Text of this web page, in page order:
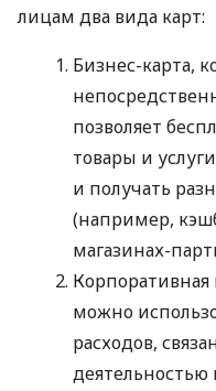
лицам два вида карт:
Бизнес-карта,
позволяет
товары и
и получать
(например,
магазинах-
Корпоративная
можно
расходов,
деятельностью